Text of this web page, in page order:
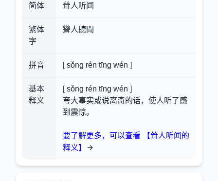
简体 耸人听闻
繁体
字
聳人聽聞
拼音 [ sǒng rén tīng wén ]
基本
释义
[ sǒng rén tīng wén ]
夸大事实或说离奇的话，使人听了感
到震惊。
要了解更多，可以查看 【耸人听闻的
释义】